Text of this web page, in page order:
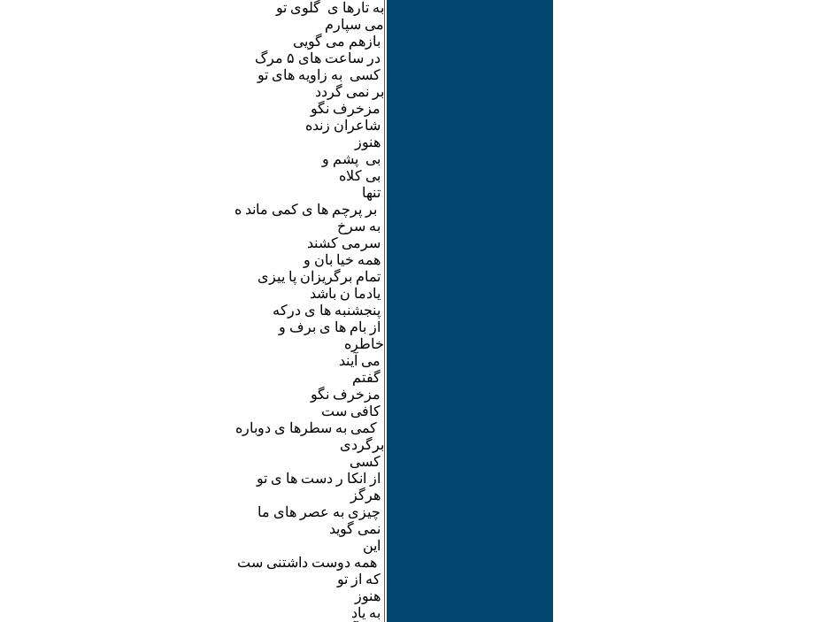
به تارها ی گلوی تو
می سپارم
بازهم می گویی
در ساعت های ۵ مرگ
کسی به زاویه های تو
بر نمی گردد
مزخرف نگو
شاعران زنده
هنوز
بی پشم و
بی کلاه
تنها
بر پرچم ها ی کمی ماند ه
به سرخ
سرمی کشند
همه خیا بان و
تمام برگریزان پا ییزی
یادما ن باشد
پنجشنبه ها ی درکه
از بام ها ی برف و
خاطره
می آیند
گفتم
مزخرف نگو
کافی ست
کمی به سطرها ی دوباره
برگردی
کسی
از انکا ر دست ها ی تو
هرگز
چیزی به عصر های ما
نمی گوید
این
همه دوست داشتنی ست
که از تو
هنوز
به یاد